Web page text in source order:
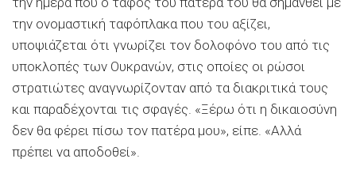
την ονομαστική ταφόπλακα που του αξίζει,
υποψιάζεται ότι γνωρίζει τον δολοφόνο του από τις
υποκλοπές των Ουκρανών, στις οποίες οι ρώσοι
στρατιώτες αναγνωρίζονταν από τα διακριτικά τους
και παραδέχονται τις σφαγές. «Ξέρω ότι η δικαιοσύνη
δεν θα φέρει πίσω τον πατέρα μου», είπε. «Αλλά
πρέπει να αποδοθεί».